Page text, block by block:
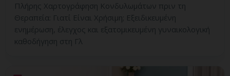
Πλήρης Χαρτογράφηση Κονδυλωμάτων πριν τη
Θεραπεία: Γιατί Είναι Χρήσιμη; Εξειδικευμένη
ενημέρωση, έλεγχος και εξατομικευμένη γυναικολογική
καθοδήγηση στη Γλ